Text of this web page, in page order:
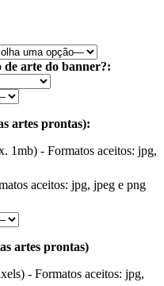
de arte do banner?:
artes prontas):
1mb) - Formatos aceitos: jpg,
aceitos: jpg, jpeg e png
artes prontas)
- Formatos aceitos: jpg,